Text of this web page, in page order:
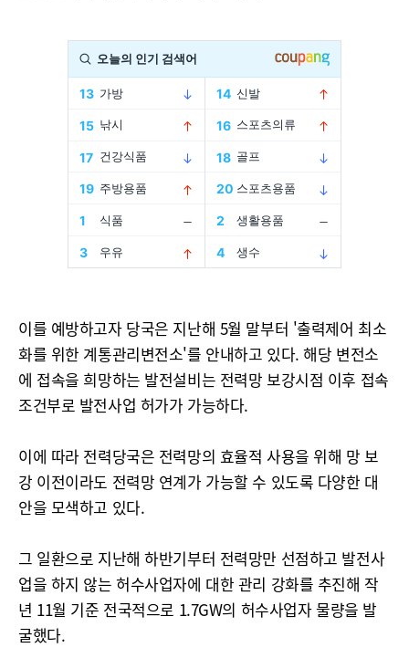
이를 예방하고자 당국은 지난해 5월 말부터 '출력제어 최소
화를 위한 계통관리변전소'를 안내하고 있다. 해당 변전소
에 접속을 희망하는 발전설비는 전력망 보강시점 이후 접속
조건부로 발전사업 허가가 가능하다.
이에 따라 전력당국은 전력망의 효율적 사용을 위해 망 보
강 이전이라도 전력망 연계가 가능할 수 있도록 다양한 대
안을 모색하고 있다.
그 일환으로 지난해 하반기부터 전력망만 선점하고 발전사
업을 하지 않는 허수사업자에 대한 관리 강화를 추진해 작
년 11월 기준 전국적으로 1.7GW의 허수사업자 물량을 발
굴했다.